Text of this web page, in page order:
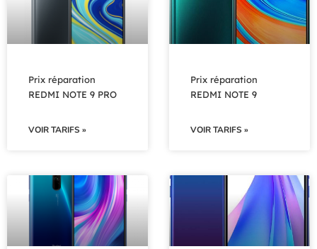
Prix réparation
REDMI NOTE 9 PRO
VOIR TARIFS »
Prix réparation
REDMI NOTE 9
VOIR TARIFS »